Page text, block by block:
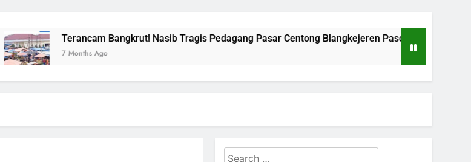
Terancam Bangkrut! Nasib Tragis Pedagang Pasar Centong Blangkejeren Pasca-kebakaran, Modal Ludes!
7 Months Ago
Search